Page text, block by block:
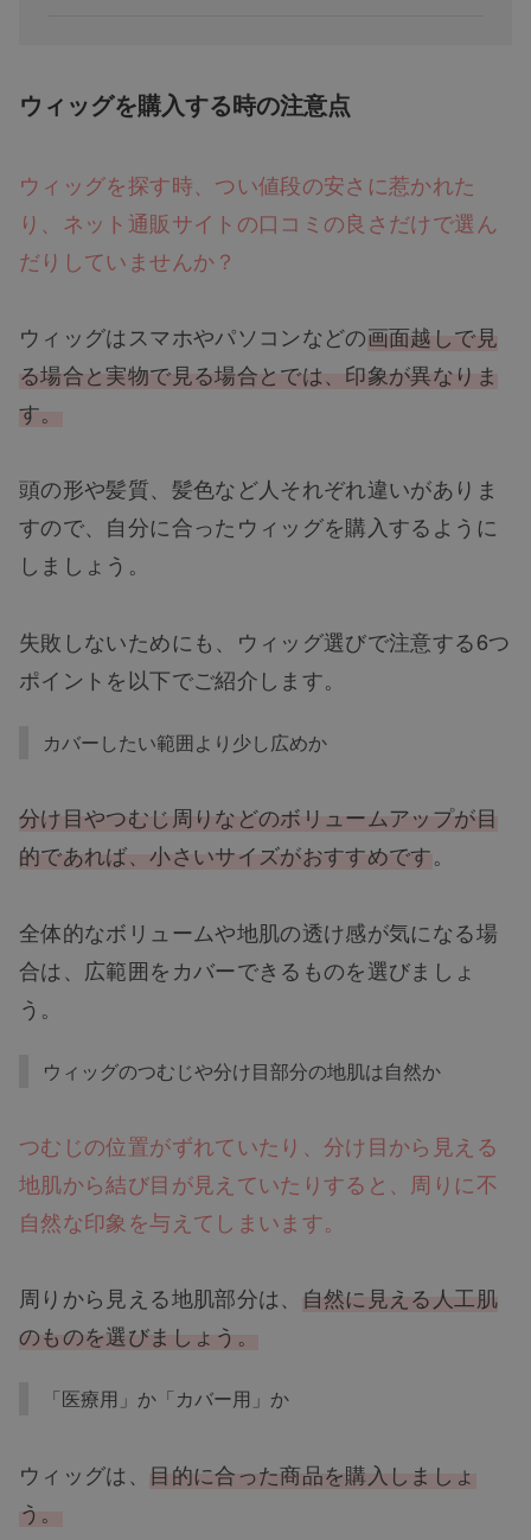
ウィッグを購入する時の注意点
ウィッグを探す時、つい値段の安さに惹かれた
り、ネット通販サイトの口コミの良さだけで選ん
だりしていませんか？
ウィッグはスマホやパソコンなどの画面越しで見
る場合と実物で見る場合とでは、印象が異なりま
す。
頭の形や髪質、髪色など人それぞれ違いがありま
すので、自分に合ったウィッグを購入するように
しましょう。
失敗しないためにも、ウィッグ選びで注意する6つ
ポイントを以下でご紹介します。
カバーしたい範囲より少し広めか
分け目やつむじ周りなどのボリュームアップが目
的であれば、小さいサイズがおすすめです。
全体的なボリュームや地肌の透け感が気になる場
合は、広範囲をカバーできるものを選びましょ
う。
ウィッグのつむじや分け目部分の地肌は自然か
つむじの位置がずれていたり、分け目から見える
地肌から結び目が見えていたりすると、周りに不
自然な印象を与えてしまいます。
周りから見える地肌部分は、 自然に見える人工肌
のものを選びましょう。
「医療用」か「カバー用」か
ウィッグは、 目的に合った商品を購入しましょ
う。